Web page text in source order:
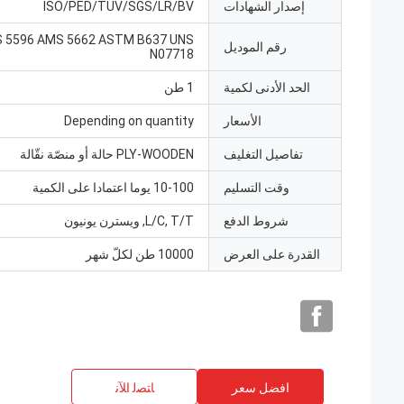
إصدار الشهادات ISO/PED/TUV/SGS/LR/BV
رقم الموديل
5596 AMS 5662 ASTM B637 UNS
N07718
الحد الأدنى لكمية 1 طن
الأسعار Depending on quantity
تفاصيل التغليف PLY-WOODEN حالة أو منصّة نقّالة
وقت التسليم 10-100 يوما اعتمادا على الكمية
شروط الدفع L/C, T/T, ويسترن يونيون
القدرة على العرض 10000 طن لكلّ شهر
افضل سعر ﺎﺘﺼﻟ ﺍﻶﻧ